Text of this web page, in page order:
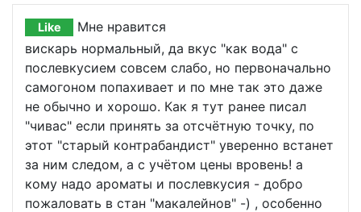
Like
Мне нравится
вискарь нормальный, да вкус "как вода" с
послевкусием совсем слабо, но первоначально
самогоном попахивает и по мне так это даже
не обычно и хорошо. Как я тут ранее писал
"чивас" если принять за отсчётную точку, по
этот "старый контрабандист" уверенно встанет
за ним следом, а с учётом цены вровень! а
кому надо ароматы и послевкусия - добро
пожаловать в стан "макалейнов" -) , особенно